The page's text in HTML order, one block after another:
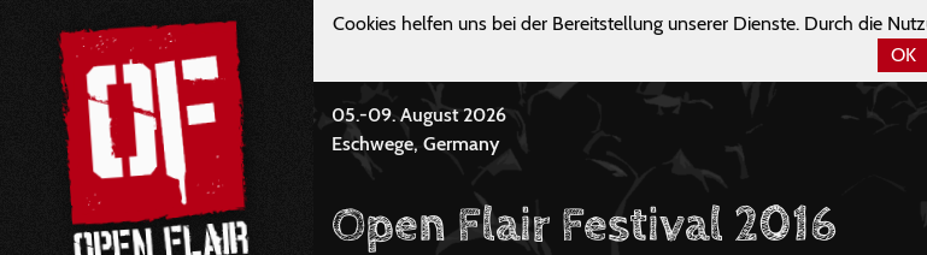
Cookies helfen uns bei der Bereitstellung unserer Dienste. Durch die
OK
05.-09. August 2026
Eschwege, Germany
Open Flair Festival 2016